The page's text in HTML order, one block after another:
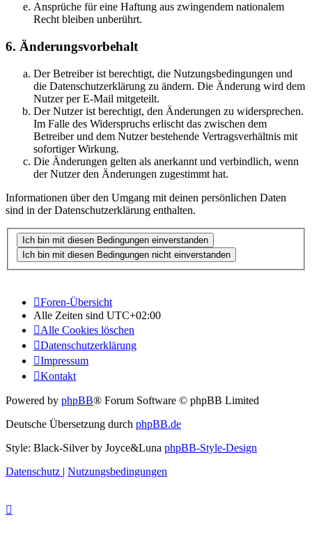
Ansprüche für eine Haftung aus zwingendem nationalem
Recht bleiben unberührt.
6. Änderungsvorbehalt
Der Betreiber ist berechtigt, die Nutzungsbedingungen und
die Datenschutzerklärung zu ändern. Die Änderung wird dem
Nutzer per E-Mail mitgeteilt.
Der Nutzer ist berechtigt, den Änderungen zu widersprechen.
Im Falle des Widerspruchs erlischt das zwischen dem
Betreiber und dem Nutzer bestehende Vertragsverhältnis mit
sofortiger Wirkung.
Die Änderungen gelten als anerkannt und verbindlich, wenn
der Nutzer den Änderungen zugestimmt hat.
Informationen über den Umgang mit deinen persönlichen Daten
sind in der Datenschutzerklärung enthalten.
Foren-Übersicht
Alle Zeiten sind UTC+02:00
Alle Cookies löschen
Datenschutzerklärung
Impressum
Kontakt
Powered by phpBB® Forum Software © phpBB Limited
Deutsche Übersetzung durch phpBB.de
Style: Black-Silver by Joyce&Luna phpBB-Style-Design
Datenschutz | Nutzungsbedingungen